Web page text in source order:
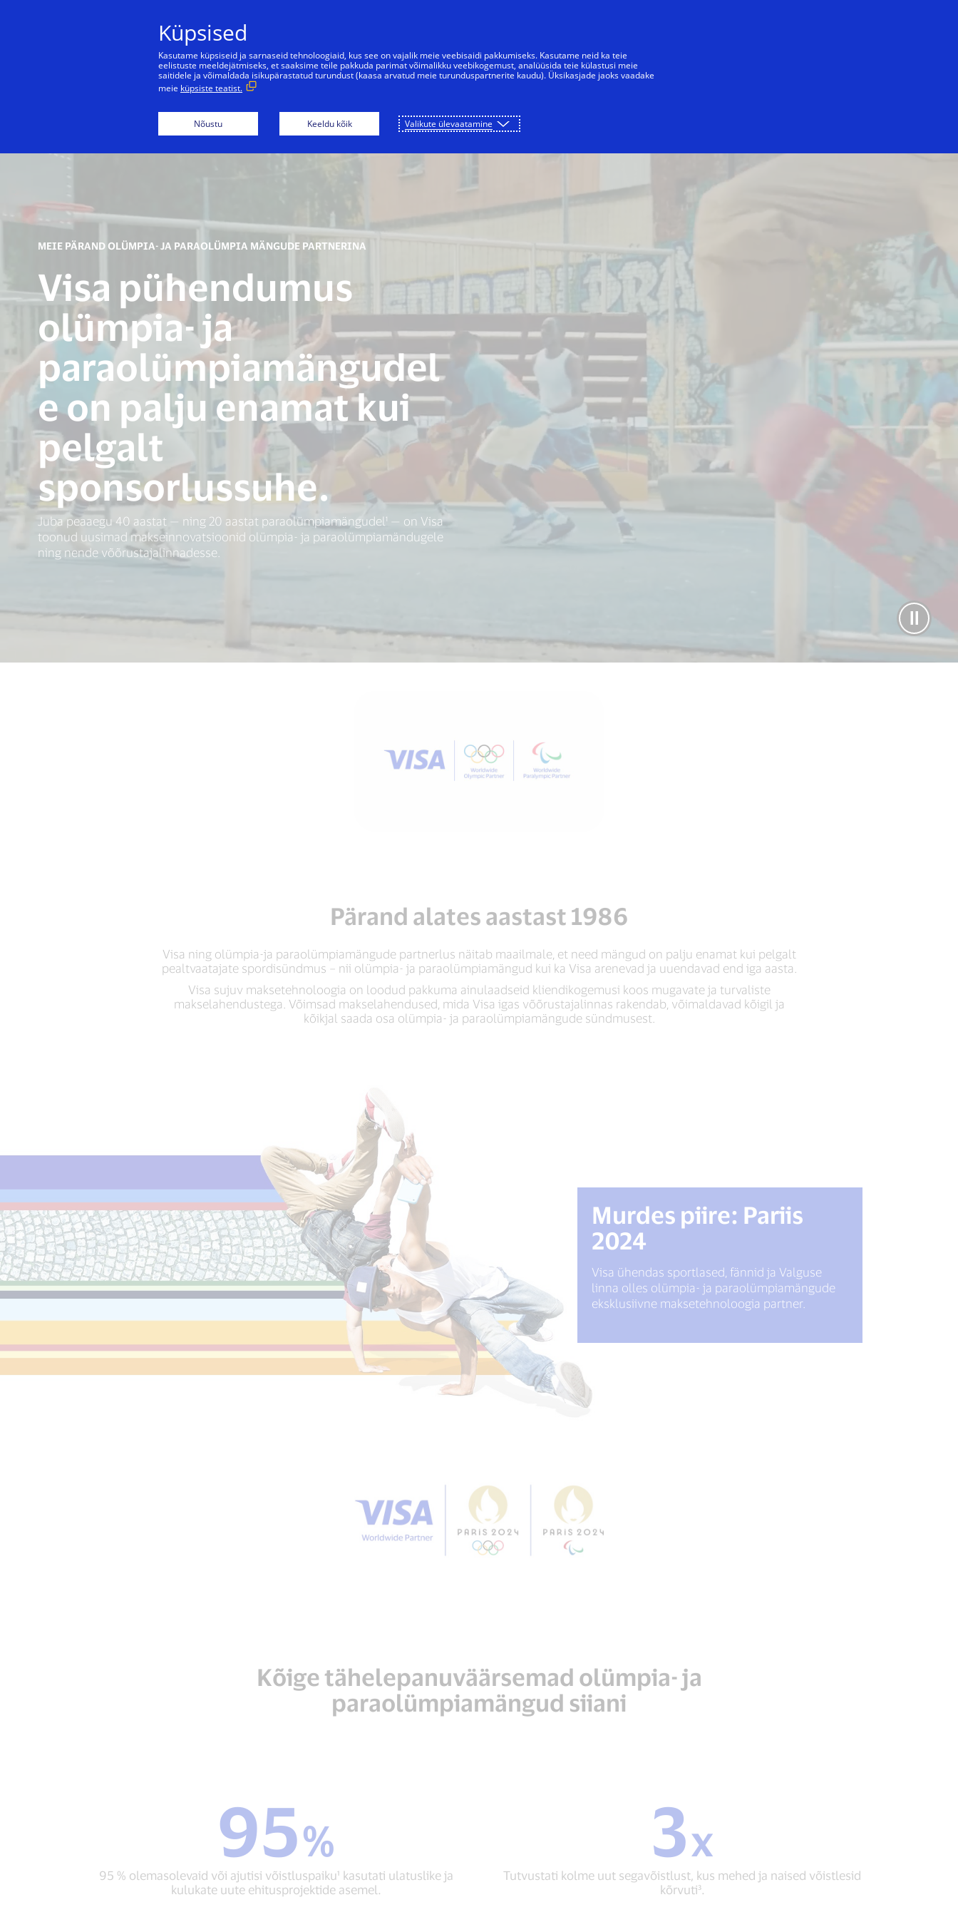
MEIE PÄRAND OLÜMPIA- JA PARAOLÜMPIA MÄNGUDE PARTNERINA
Visa pühendumus
olümpia- ja
paraolümpiamängudel
e on palju enamat kui
pelgalt
sponsorlussuhe.
Juba peaaegu 40 aastat — ning 20 aastat paraolümpiamängudel¹ — on Visa
toonud uusimad makseinnovatsioonid olümpia- ja paraolümpiamändugele
ning nende võõrustajalinnadesse.
Pärand alates aastast 1986
Visa ning olümpia-ja paraolümpiamängude partnerlus näitab maailmale, et need mängud on palju enamat kui pelgalt
pealtvaatajate spordisündmus – nii olümpia- ja paraolümpiamängud kui ka Visa arenevad ja uuendavad end iga aasta.
Visa sujuv maksetehnoloogia on loodud pakkuma ainulaadseid kliendikogemusi koos mugavate ja turvaliste
makselahendustega. Võimsad makselahendused, mida Visa igas võõrustajalinnas rakendab, võimaldavad kõigil ja
kõikjal saada osa olümpia- ja paraolümpiamängude sündmusest.
Murdes piire: Pariis
2024
Visa ühendas sportlased, fännid ja Valguse
linna olles olümpia- ja paraolümpiamängude
eksklusiivne maksetehnoloogia partner.
Kõige tähelepanuväärsemad olümpia- ja
paraolümpiamängud siiani
95
%
95
%
või
ajutisi
95%
95 % olemasolevaid või ajutisi võistluspaiku¹ kasutati ulatuslike ja
kulukate uute ehitusprojektide asemel.
3
x
Tutvustati
kolme
segavõistlust,
kus
3x
Tutvustati kolme uut segavõistlust, kus mehed ja naised võistlesid
kõrvuti³.
Küpsised
Kasutame küpsiseid ja sarnaseid tehnoloogiaid, kus see on vajalik meie veebisaidi pakkumiseks. Kasutame neid ka teie
eelistuste meeldejätmiseks, et saaksime teile pakkuda parimat võimalikku veebikogemust, analüüsida teie külastusi meie
saitidele ja võimaldada isikupärastatud turundust (kaasa arvatud meie turunduspartnerite kaudu). Üksikasjade jaoks vaadake
meie küpsiste teatist.
Nõustu Keeldu kõik Valikute ülevaatamine